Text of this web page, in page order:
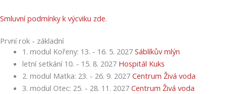
Smluvní podmínky k výcviku zde.
První rok - základní
1. modul Kořeny: 13. - 16. 5. 2027 Sáblíkův mlýn
letní setkání 10. - 15. 8. 2027 Hospitál Kuks
2. modul Matka: 23. - 26. 9. 2027 Centrum Živá voda
3. modul Otec: 25. - 28. 11. 2027 Centrum Živá voda